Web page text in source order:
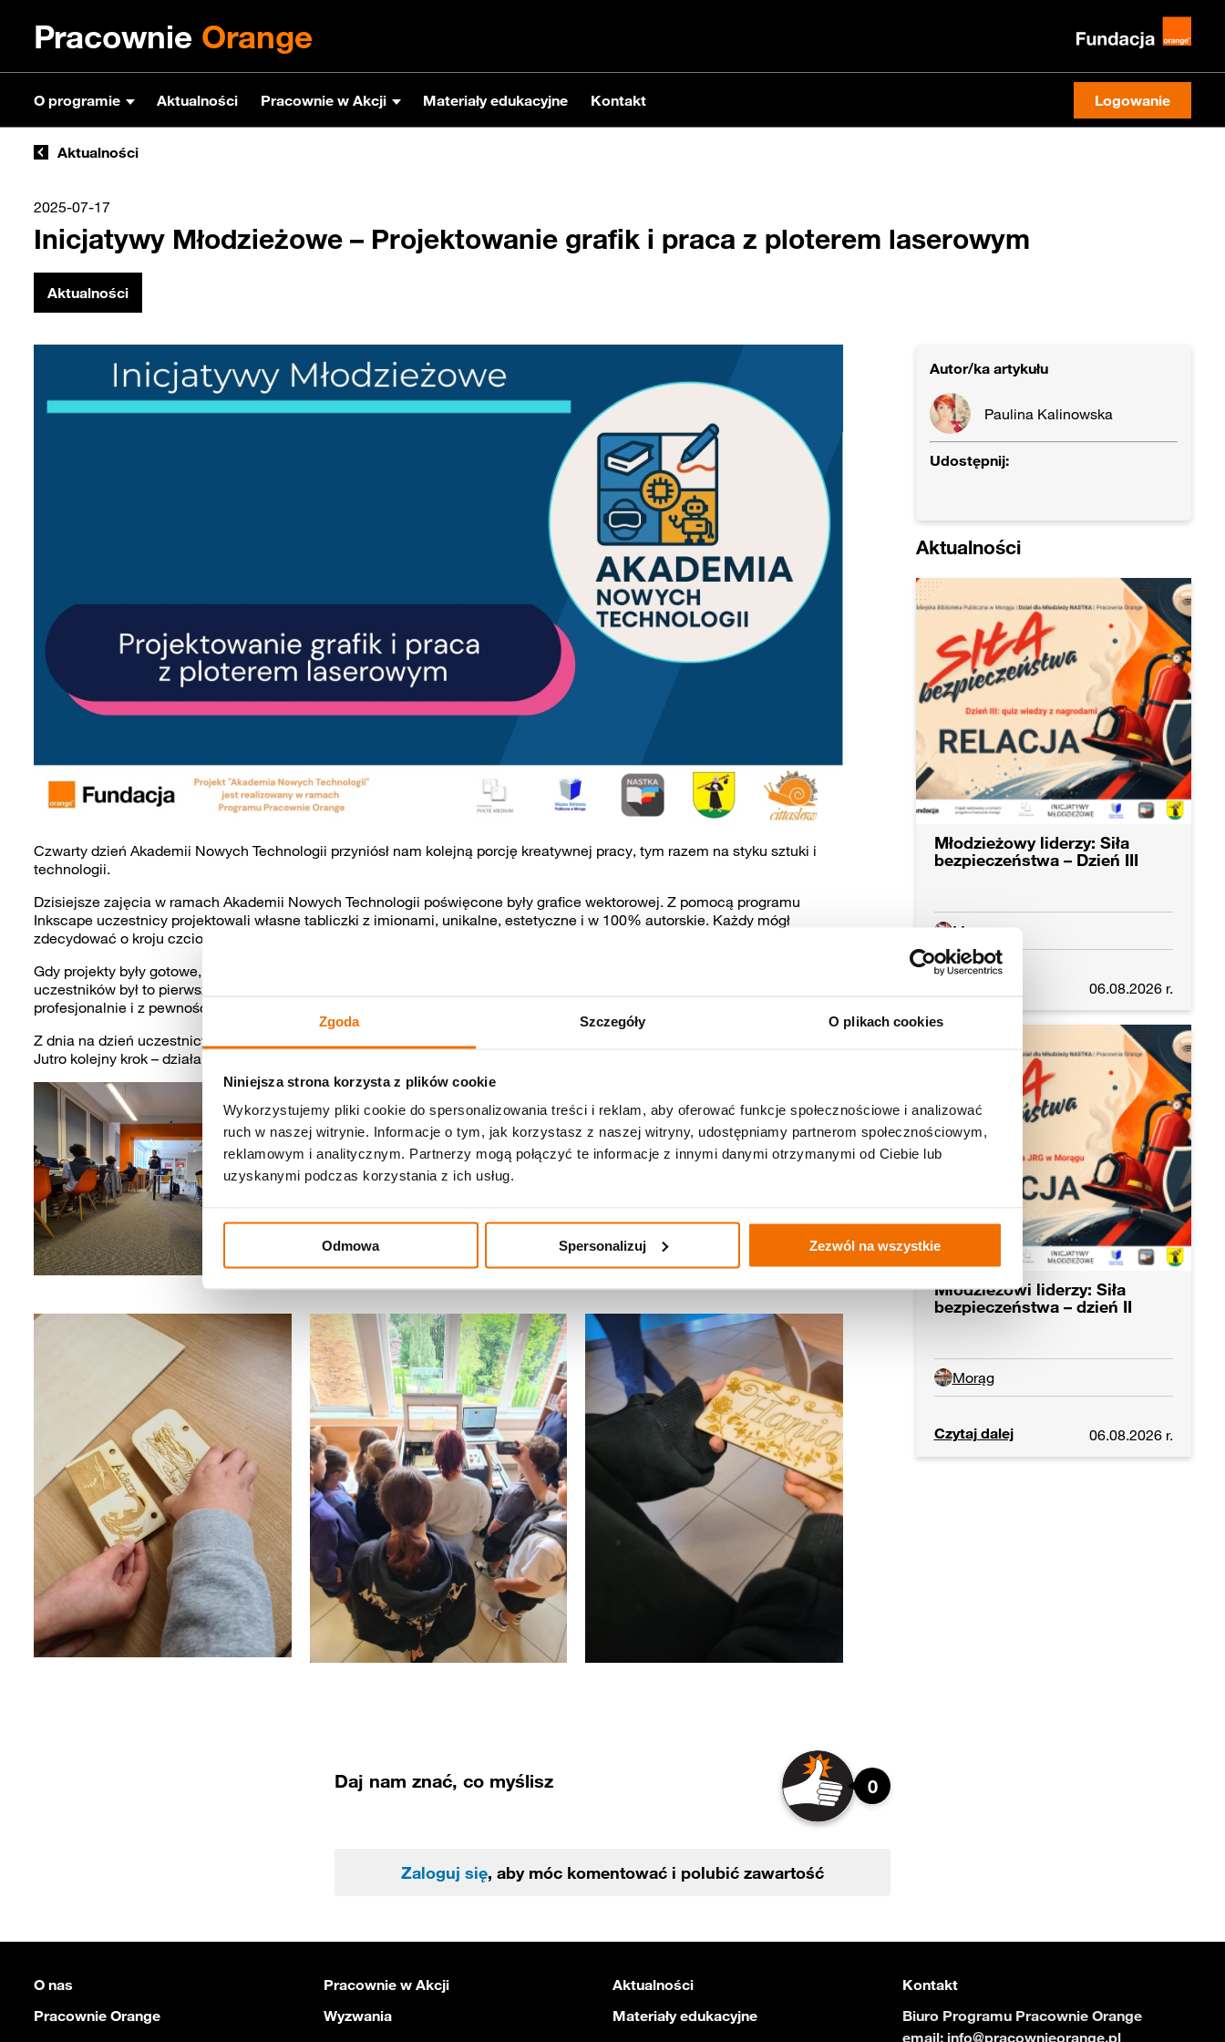
Zgoda Szczegóły O plikach cookies
Niniejsza strona korzysta z plików cookie
Wykorzystujemy pliki cookie do spersonalizowania treści i reklam, aby oferować funkcje społecznościowe i analizować
ruch w naszej witrynie. Informacje o tym, jak korzystasz z naszej witryny, udostępniamy partnerom społecznościowym,
reklamowym i analitycznym. Partnerzy mogą połączyć te informacje z innymi danymi otrzymanymi od Ciebie lub
uzyskanymi podczas korzystania z ich usług.
Odmowa Spersonalizuj Zezwól na wszystkie
Pracownie Orange
O programie Aktualności Pracownie w Akcji Materiały edukacyjne Kontakt Logowanie
Aktualności
2025-07-17
Inicjatywy Młodzieżowe – Projektowanie grafik i praca z ploterem laserowym
Aktualności
Czwarty dzień Akademii Nowych Technologii przyniósł nam kolejną porcję kreatywnej pracy, tym razem na styku sztuki i
technologii.
Dzisiejsze zajęcia w ramach Akademii Nowych Technologii poświęcone były grafice wektorowej. Z pomocą programu
Inkscape uczestnicy projektowali własne tabliczki z imionami, unikalne, estetyczne i w 100% autorskie. Każdy mógł
zdecydować o kroju czcionki, układzie, a nawet o ozdobnych detalach, które nadawały projektom indywidualny charakter.
Gdy projekty były gotowe, przeszliśmy do działania – przy użyciu plotera laserowego wycinaliśmy je ze sklejki. Dla wielu
uczestników był to pierwszy kontakt z tą technologią, ale efekty przerosły oczekiwania. Drewniane tabliczki wyglądały
profesjonalnie i z pewnością będą świetną pamiątką z zajęć.
Z dnia na dzień uczestnicy coraz odważniej poruszają się w świecie nowych technologii, a ich projekty nabierają rozmachu.
Jutro kolejny krok – działamy dalej!
Autor/ka artykułu
Paulina Kalinowska
Udostępnij:
Aktualności
Młodzieżowy liderzy: Siła
bezpieczeństwa – Dzień III
Morąg
06.08.2026 r.
Młodzieżowi liderzy: Siła
bezpieczeństwa – dzień II
Morąg
Czytaj dalej 06.08.2026 r.
Daj nam znać, co myślisz 0
Zaloguj się, aby móc komentować i polubić zawartość
O nas
Pracownie Orange
Pracownie w Akcji
Wyzwania
Aktualności
Materiały edukacyjne
Kontakt
Biuro Programu Pracownie Orange
email: info@pracownieorange.pl